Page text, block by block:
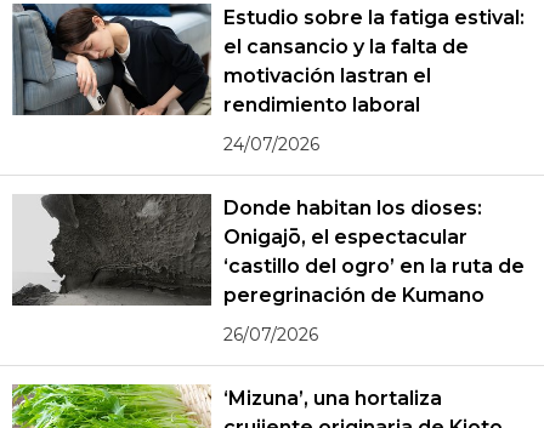
Estudio sobre la fatiga estival:
el cansancio y la falta de
motivación lastran el
rendimiento laboral
24/07/2026
Donde habitan los dioses:
Onigajō, el espectacular
‘castillo del ogro’ en la ruta de
peregrinación de Kumano
26/07/2026
‘Mizuna’, una hortaliza